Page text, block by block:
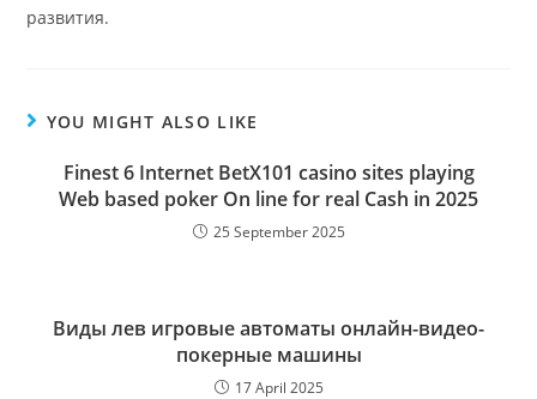
развития.
YOU MIGHT ALSO LIKE
Finest 6 Internet BetX101 casino sites playing
Web based poker On line for real Cash in 2025
25 September 2025
Виды лев игровые автоматы онлайн-видео-
покерные машины
17 April 2025